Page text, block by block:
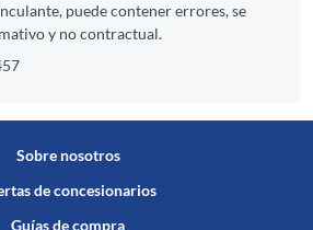
puede contener errores, se
y no contractual.
Sobre nosotros
de concesionarios
Guías de compra